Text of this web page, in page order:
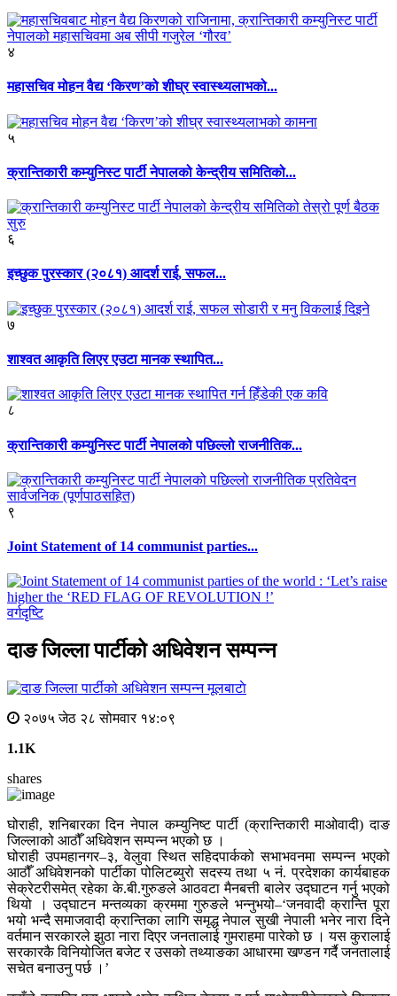
४
महासचिव मोहन वैद्य ‘किरण’को शीघ्र स्वास्थ्यलाभको...
५
क्रान्तिकारी कम्युनिस्ट पार्टी नेपालको केन्द्रीय समितिको...
६
इच्छुक पुरस्कार (२०८१) आदर्श राई, सफल...
७
शाश्वत आकृति लिएर एउटा मानक स्थापित...
८
क्रान्तिकारी कम्युनिस्ट पार्टी नेपालको पछिल्लो राजनीतिक...
९
Joint Statement of 14 communist parties...
वर्गदृष्टि
दाङ जिल्ला पार्टीको अधिवेशन सम्पन्न
मूलबाटाे
२०७५ जेठ २८ सोमवार १४:०९
1.1K
shares
घोराही, शनिबारका दिन नेपाल कम्युनिष्ट पार्टी (क्रान्तिकारी माओवादी) दाङ
जिल्लाको आठौँ अधिवेशन सम्पन्न भएको छ ।
घोराही उपमहानगर–३, वेलुवा स्थित सहिदपार्कको सभाभवनमा सम्पन्न भएको
आठौँ अधिवेशनको पार्टीका पोलिटब्युरो सदस्य तथा ५ नं. प्रदेशका कार्यबाहक
सेक्रेटरीसमेत् रहेका के.बी.गुरुङले आठवटा मैनबत्ती बालेर उद्घाटन गर्नु भएको
थियो । उद्घाटन मन्तव्यका क्रममा गुरुङले भन्नुभयो–‘जनवादी क्रान्ति पूरा
भयो भन्दै समाजवादी क्रान्तिका लागि समृद्ध नेपाल सुखी नेपाली भनेर नारा दिने
वर्तमान सरकारले झुठा नारा दिएर जनतालाई गुमराहमा पारेको छ । यस कुरालाई
सरकारकै विनियोजित बजेट र उसको तथ्याङका आधारमा खण्डन गर्दै जनतालाई
सचेत बनाउनु पर्छ ।’